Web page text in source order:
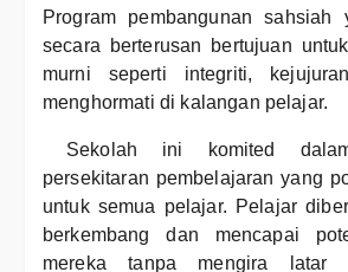
Program pembangunan sahsiah
secara berterusan bertujuan
murni seperti integriti,
menghormati di kalangan pelajar.
Sekolah ini komited
persekitaran pembelajaran yang
untuk semua pelajar. Pelajar
berkembang dan mencapai
mereka tanpa mengira latar